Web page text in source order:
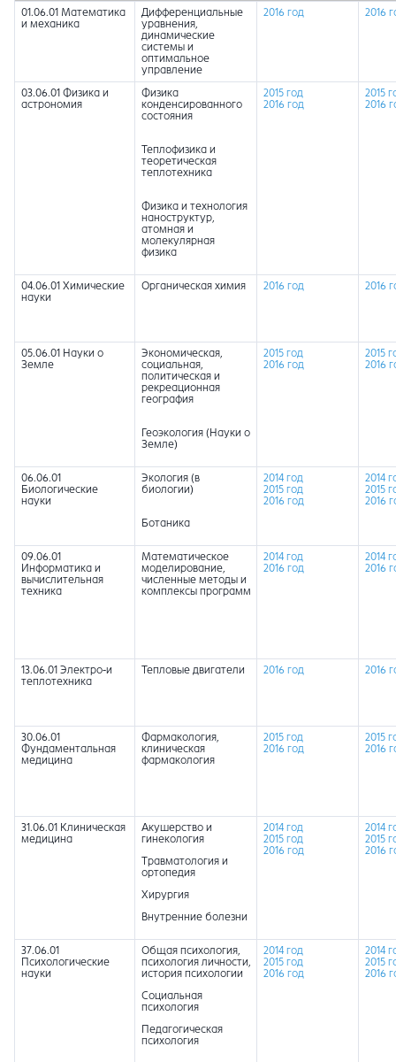
01.06.01 Математика
и механика
Дифференциальные
уравнения,
динамические
системы и
оптимальное
управление
2016 год 2016
03.06.01 Физика и
астрономия
Физика
конденсированного
состояния
Теплофизика и
теоретическая
теплотехника
Физика и технология
наноструктур,
атомная и
молекулярная
физика
2015 год
2016 год
2015
2016
04.06.01 Химические
науки
Органическая химия 2016 год 2016
05.06.01 Науки о
Земле
Экономическая,
социальная,
политическая и
рекреационная
география
Геоэкология (Науки о
Земле)
2015 год
2016 год
2015
2016
06.06.01
Биологические
науки
Экология (в
биологии)
Ботаника
2014 год
2015 год
2016 год
2014
2015
2016
09.06.01
Информатика и
вычислительная
техника
Математическое
моделирование,
численные методы и
комплексы программ
2014 год
2016 год
2014
2016
13.06.01 Электро-и
теплотехника
Тепловые двигатели 2016 год 2016
30.06.01
Фундаментальная
медицина
Фармакология,
клиническая
фармакология
2015 год
2016 год
2015
2016
31.06.01 Клиническая
медицина
Акушерство и
гинекология
Травматология и
ортопедия
Хирургия
Внутренние болезни
2014 год
2015 год
2016 год
2014
2015
2016
37.06.01
Психологические
науки
Общая психология,
психология личности,
история психологии
Социальная
психология
Педагогическая
психология
2014 год
2015 год
2016 год
2014
2015
2016